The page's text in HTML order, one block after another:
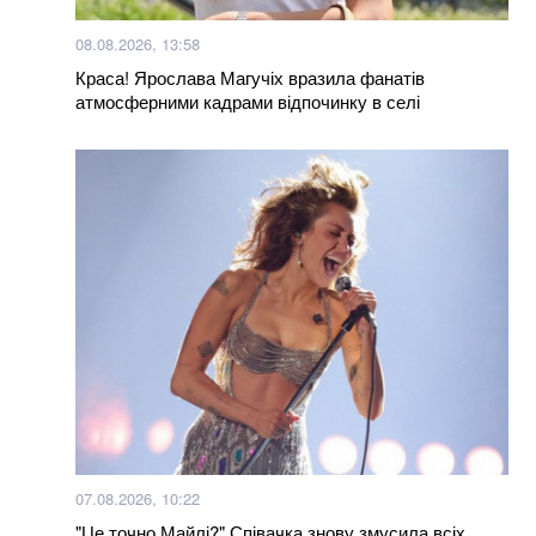
08.08.2026, 13:58
Краса! Ярослава Магучіх вразила фанатів
атмосферними кадрами відпочинку в селі
07.08.2026, 10:22